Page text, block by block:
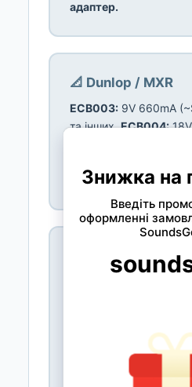
адаптер.
📐 Dunlop / MXR
ECB003: 9V 660mA
та інших.ECB004:
педалей).Dunlop =
📐 Truetone / TC /
EHX педалей (9.6V, не
бюджет